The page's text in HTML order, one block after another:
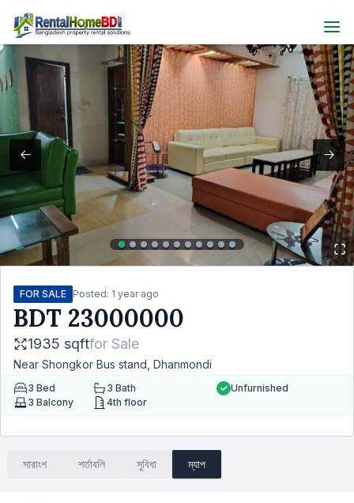
FOR SALE Posted: 1 year ago
BDT 23000000
1935 sqftfor Sale
Near Shongkor Bus stand, Dhanmondi
3 Bed 3 Bath
3 Balcony 4th floor
Unfurnished
সারাংশ শর্তাবলি সুবিধা ম্যাপ